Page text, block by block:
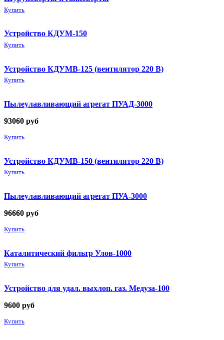
Купить
Устройство КДУМ-150
Купить
Устройство КДУМВ-125 (вентилятор 220 В)
Купить
Пылеулавливающий агрегат ПУАД-3000
93060 руб
Купить
Устройство КДУМВ-150 (вентилятор 220 В)
Купить
Пылеулавливающий агрегат ПУА-3000
96660 руб
Купить
Каталитический фильтр Улов-1000
Купить
Устройство для удал. выхлоп. газ. Медуза-100
9600 руб
Купить